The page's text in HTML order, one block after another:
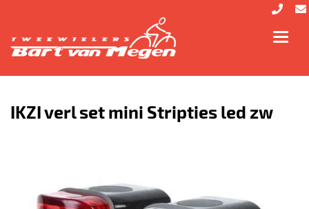
IKZI verl set mini Stripties led zw